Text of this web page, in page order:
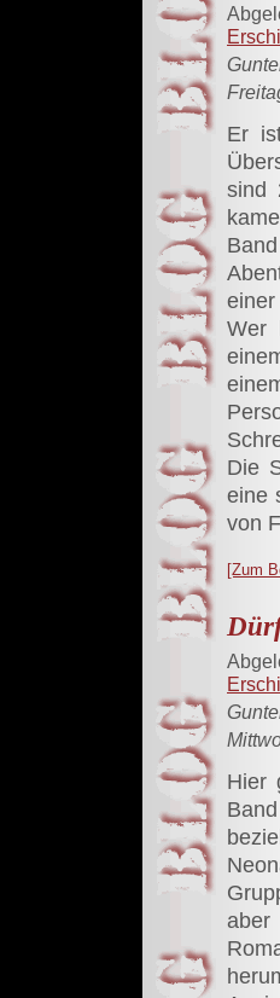
Er
sind
Wer
Die
eine
von
[Zum
Hier
aber